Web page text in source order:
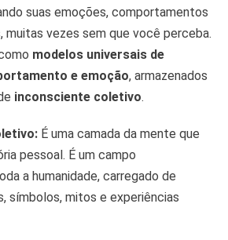
suas emoções, comportamentos
muitas vezes sem que você perceba.
modelos universais de
e emoção, armazenados
inconsciente coletivo.
É uma camada da mente que
pessoal. É um campo
a humanidade, carregado de
símbolos, mitos e experiências